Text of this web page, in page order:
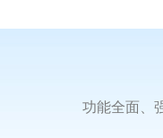
功能全面、